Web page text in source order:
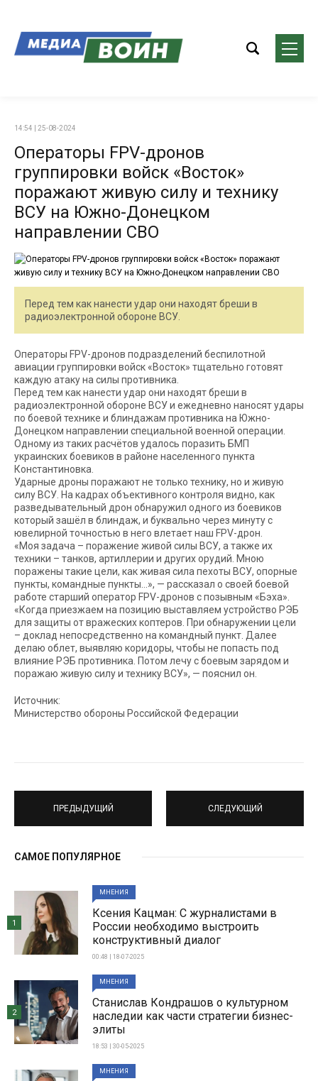
14:54 | 25-08-2024
Операторы FPV-дронов
группировки войск «Восток»
поражают живую силу и технику
ВСУ на Южно-Донецком
направлении СВО
Перед тем как нанести удар они находят бреши в
радиоэлектронной обороне ВСУ.
Операторы FPV-дронов подразделений беспилотной
авиации группировки войск «Восток» тщательно готовят
каждую атаку на силы противника.
Перед тем как нанести удар они находят бреши в
радиоэлектронной обороне ВСУ и ежедневно наносят удары
по боевой технике и блиндажам противника на Южно-
Донецком направлении специальной военной операции.
Одному из таких расчётов удалось поразить БМП
украинских боевиков в районе населенного пункта
Константиновка.
Ударные дроны поражают не только технику, но и живую
силу ВСУ. На кадрах объективного контроля видно, как
разведывательный дрон обнаружил одного из боевиков
который зашёл в блиндаж, и буквально через минуту с
ювелирной точностью в него влетает наш FPV-дрон.
«Моя задача – поражение живой силы ВСУ, а также их
техники – танков, артиллерии и других орудий. Мною
поражены такие цели, как живая сила пехоты ВСУ, опорные
пункты, командные пункты…», — рассказал о своей боевой
работе старший оператор FPV-дронов с позывным «Бэха».
«Когда приезжаем на позицию выставляем устройство РЭБ
для защиты от вражеских коптеров. При обнаружении цели
– доклад непосредственно на командный пункт. Далее
делаю облет, выявляю коридоры, чтобы не попасть под
влияние РЭБ противника. Потом лечу с боевым зарядом и
поражаю живую силу и технику ВСУ», — пояснил он.
Источник:
Министерство обороны Российской Федерации
ПРЕДЫДУЩИЙ СЛЕДУЮЩИЙ
САМОЕ ПОПУЛЯРНОЕ
МНЕНИЯ
Ксения Кацман: С журналистами в
России необходимо выстроить
конструктивный диалог
00:48 | 18-07-2025
1
МНЕНИЯ
Станислав Кондрашов о культурном
наследии как части стратегии бизнес-
элиты
18:53 | 30-05-2025
2
МНЕНИЯ